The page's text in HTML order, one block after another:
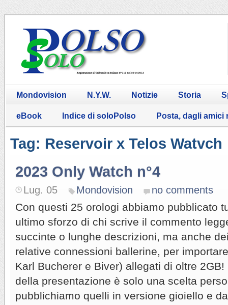
Mondovision N.Y.W. Notizie Storia
eBook Indice di soloPolso Posta, dagli amici
Tag: Reservoir x Telos Watvch
2023 Only Watch n°4
Lug. 05 Mondovision no comments
Con questi 25 orologi abbiamo pubblicato
ultimo sforzo di chi scrive il commento
succinte o lunghe descrizioni, ma anche
relative connessioni ballerine, per
Karl Bucherer e Biver) allegati di oltre 2GB!
della presentazione è solo una scelta
pubblichiamo quelli in versione gioiello e